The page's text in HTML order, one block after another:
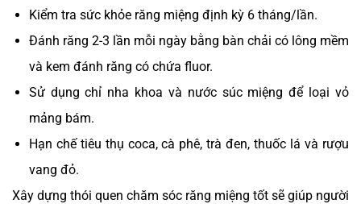
Kiểm tra sức khỏe răng miệng định kỳ 6 tháng/lần.
Đánh răng 2-3 lần mỗi ngày bằng bàn chải có lông mềm
và kem đánh răng có chứa fluor.
Sử dụng chỉ nha khoa và nước súc miệng để loại vỏ
mảng bám.
Hạn chế tiêu thụ coca, cà phê, trà đen, thuốc lá và rượu
vang đỏ.
Xây dựng thói quen chăm sóc răng miệng tốt sẽ giúp người